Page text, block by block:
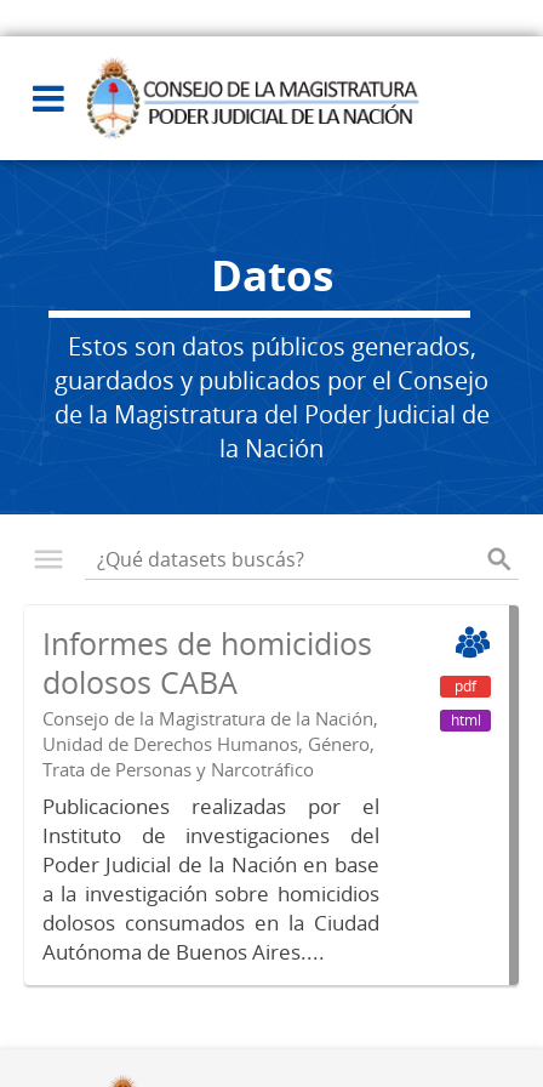
Datos
Estos son datos públicos generados,
guardados y publicados por el Consejo
de la Magistratura del Poder Judicial de
la Nación
Informes de homicidios
dolosos CABA
Consejo de la Magistratura de la Nación,
Unidad de Derechos Humanos, Género,
Trata de Personas y Narcotráfico
Publicaciones realizadas por el
Instituto de investigaciones del
Poder Judicial de la Nación en base
a la investigación sobre homicidios
dolosos consumados en la Ciudad
Autónoma de Buenos Aires....
pdf
html